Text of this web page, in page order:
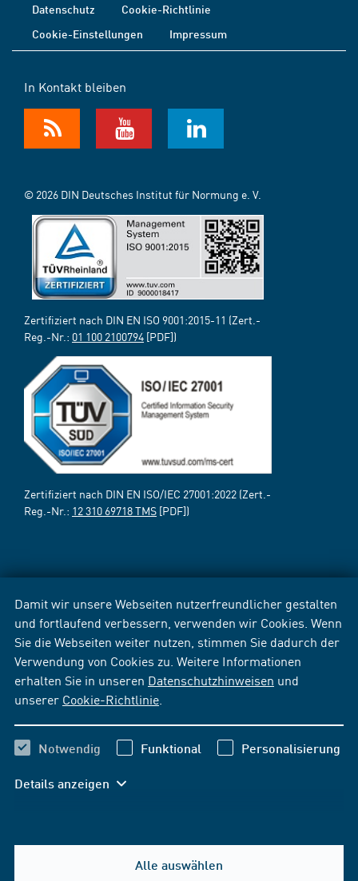
Damit wir unsere Webseiten nutzerfreundlicher gestalten
und fortlaufend verbessern, verwenden wir Cookies. Wenn
Sie die Webseiten weiter nutzen, stimmen Sie dadurch der
Verwendung von Cookies zu. Weitere Informationen
erhalten Sie in unseren Datenschutzhinweisen und
unserer Cookie-Richtlinie
Notwendig Funktional Personalisierung
Details anzeigen
Alle auswählen
Datenschutz
Cookie-Richtlinie
Cookie-Einstellungen
Impressum
In Kontakt bleiben
© 2026 DIN Deutsches Institut für Normung e. V.
Zertifiziert nach DIN EN ISO 9001:2015-11 (Zert.-
Reg.-Nr.: 01 100 2100794 [PDF])
Zertifiziert nach DIN EN ISO/IEC 27001:2022 (Zert.-
Reg.-Nr.: 12 310 69718 TMS [PDF])